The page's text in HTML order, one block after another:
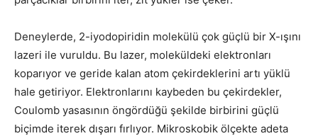
Deneylerde, 2-iyodopiridin molekülü çok güçlü bir X-ışını
lazeri ile vuruldu. Bu lazer, moleküldeki elektronları
koparıyor ve geride kalan atom çekirdeklerini artı yüklü
hale getiriyor. Elektronlarını kaybeden bu çekirdekler,
Coulomb yasasının öngördüğü şekilde birbirini güçlü
biçimde iterek dışarı fırlıyor. Mikroskobik ölçekte adeta